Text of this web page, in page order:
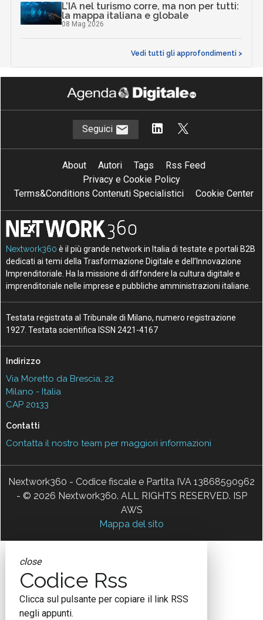
L’IA nel turismo corre, ma non per tutti:
la mappa italiana e globale
08 Mag 2026
Vedi tutti gli approfondimenti >
Seguici
About Autori Tags
Rss Feed
Privacy e Cookie Policy
Terms&Conditions Contenuti Specialistici
Cookie Center
Nextwork360 è il più grande network in Italia di testate e portali B2B
dedicati ai temi della Trasformazione Digitale e dell’Innovazione
Imprenditoriale. Ha la missione di diffondere la cultura digitale e
imprenditoriale nelle imprese e pubbliche amministrazioni italiane.
Testata registrata al Tribunale di Milano, numero registrazione
1927. Testata scientifica ISSN 2421-4167
Indirizzo
Via Moretto da Brescia, 22
Milano - Italia
CAP 20133
Contatti
Contatta il nostro team per maggiori informazioni
Nextwork360 - Codice fiscale e Partita IVA 13868590962
- © 2026 Nextwork360. ALL RIGHTS RESERVED. ISP
AWS
Mappa del sito
close
Codice Rss
Clicca sul pulsante per copiare il link RSS
negli appunti.